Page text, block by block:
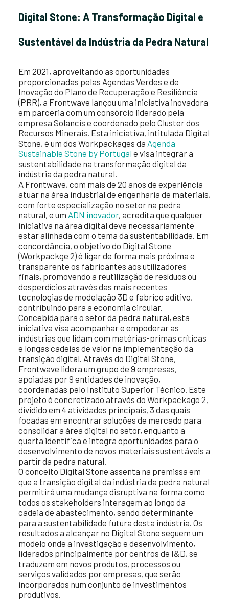
Digital Stone: A Transformação Digital e
Sustentável da Indústria da Pedra Natural
Em 2021, aproveitando as oportunidades
proporcionadas pelas Agendas Verdes e de
Inovação do Plano de Recuperação e Resiliência
(PRR), a Frontwave lançou uma iniciativa inovadora
em parceria com um consórcio liderado pela
empresa Solancis e coordenado pelo Cluster dos
Recursos Minerais. Esta iniciativa, intitulada Digital
Stone, é um dos Workpackages da Agenda
Sustainable Stone by Portugal e visa integrar a
sustentabilidade na transformação digital da
indústria da pedra natural.
A Frontwave, com mais de 20 anos de experiência
atuar na área industrial de engenharia de materiais,
com forte especialização no setor na pedra
natural, e um ADN inovador, acredita que qualquer
iniciativa na área digital deve necessariamente
estar alinhada com o tema da sustentabilidade. Em
concordância, o objetivo do Digital Stone
(Workpackge 2) é ligar de forma mais próxima e
transparente os fabricantes aos utilizadores
finais, promovendo a reutilização de resíduos ou
desperdícios através das mais recentes
tecnologias de modelação 3D e fabrico aditivo,
contribuindo para a economia circular.
Concebida para o setor da pedra natural, esta
iniciativa visa acompanhar e empoderar as
indústrias que lidam com matérias-primas críticas
e longas cadeias de valor na implementação da
transição digital. Através do Digital Stone,
Frontwave lidera um grupo de 9 empresas,
apoiadas por 9 entidades de inovação,
coordenadas pelo Instituto Superior Técnico. Este
projeto é concretizado através do Workpackage 2,
dividido em 4 atividades principais, 3 das quais
focadas em encontrar soluções de mercado para
consolidar a área digital no setor, enquanto a
quarta identifica e integra oportunidades para o
desenvolvimento de novos materiais sustentáveis a
partir da pedra natural.
O conceito Digital Stone assenta na premissa em
que a transição digital da indústria da pedra natural
permitirá uma mudança disruptiva na forma como
todos os stakeholders interagem ao longo da
cadeia de abastecimento, sendo determinante
para a sustentabilidade futura desta indústria. Os
resultados a alcançar no Digital Stone seguem um
modelo onde a investigação e desenvolvimento,
liderados principalmente por centros de I&D, se
traduzem em novos produtos, processos ou
serviços validados por empresas, que serão
incorporados num conjunto de investimentos
produtivos.